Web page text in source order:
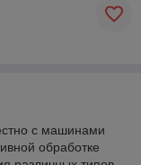
с машинами
обработке